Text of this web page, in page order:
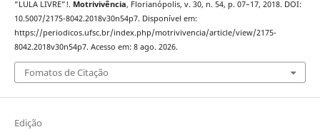
“LULA LIVRE”!. Motrivivência, Florianópolis, v. 30, n. 54, p. 07–17, 2018. DOI:
10.5007/2175-8042.2018v30n54p7. Disponível em:
https://periodicos.ufsc.br/index.php/motrivivencia/article/view/2175-
8042.2018v30n54p7. Acesso em: 8 ago. 2026.
Fomatos de Citação
Edição